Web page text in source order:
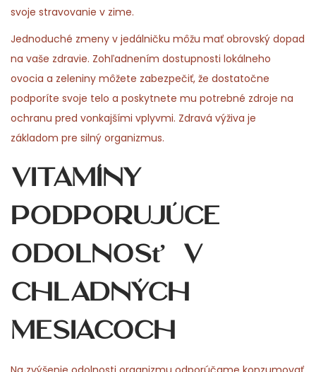
svoje stravovanie v zime.
Jednoduché zmeny v jedálničku môžu mať obrovský dopad
na vaše zdravie. Zohľadnením dostupnosti lokálneho
ovocia a zeleniny môžete zabezpečiť, že dostatočne
podporíte svoje telo a poskytnete mu potrebné zdroje na
ochranu pred vonkajšími vplyvmi. Zdravá výživa je
základom pre silný organizmus.
Vitamíny
podporujúce
odolnosť v
chladných
mesiacoch